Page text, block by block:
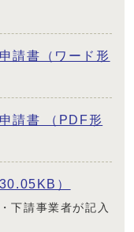
請書（ワード形
請書 （PDF形
）
下請事業者が記入